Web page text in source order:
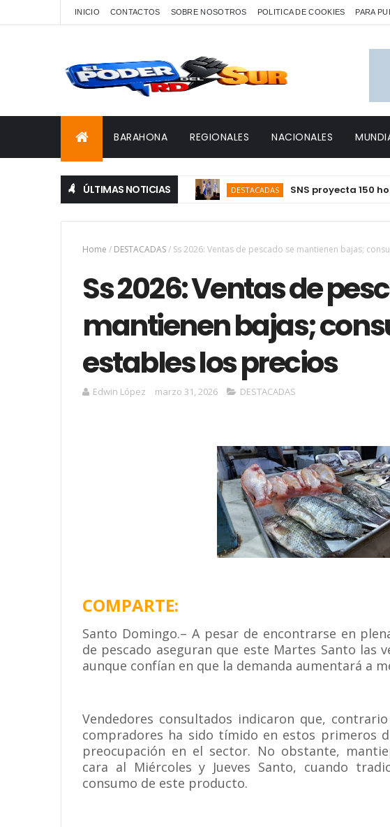
INICIO CONTACTOS SOBRE NOSOTROS POLITICA DE COOKIES PARA
BARAHONA REGIONALES NACIONALES
ÚLTIMAS NOTICIAS DESTACADAS SNS proyecta 150
Home / DESTACADAS/ Ss 2026: Ventas de pescado se mantienen bajas;
Ss 2026: Ventas de
mantienen bajas;
estables los precios
Edwin López marzo 31, 2026 DESTACADAS
COMPARTE:
Santo Domingo.– A pesar de encontrarse en
de pescado aseguran que este Martes Santo las
aunque confían en que la demanda aumentará a
Vendedores consultados indicaron que,
compradores ha sido tímido en estos primeros
preocupación en el sector. No obstante,
cara al Miércoles y Jueves Santo, cuando
consumo de este producto.